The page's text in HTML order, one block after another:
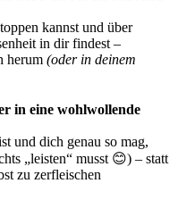
kannst und über
in dir findest –
herum (oder in deinem
in eine wohlwollende
und dich genau so mag,
„leisten“ musst 😊) – statt
zu zerfleischen